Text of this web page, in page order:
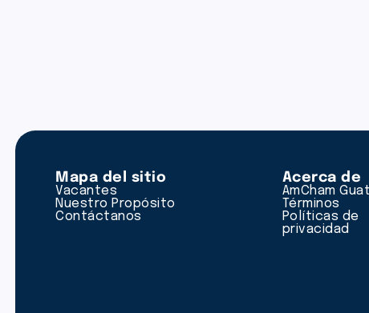
Mapa del sitio
Vacantes
Nuestro Propósito
Contáctanos
Acerca de
AmCham
Términos
Políticas de
privacidad